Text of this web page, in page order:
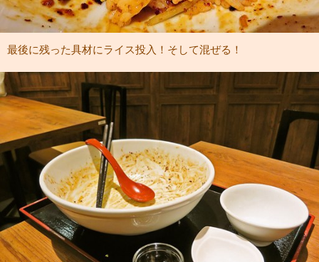
最後に残った具材にライス投入！そして混ぜる！